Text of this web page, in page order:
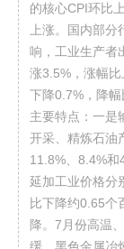
的核心CPI环比
上涨。国内部
响，工业生产者
涨3.5%，涨幅
下降0.7%，降
主要特点：一是
开采、精炼石油
11.8%、8.4%和
延加工业价格分
比下降约0.65个
降。7月份高温